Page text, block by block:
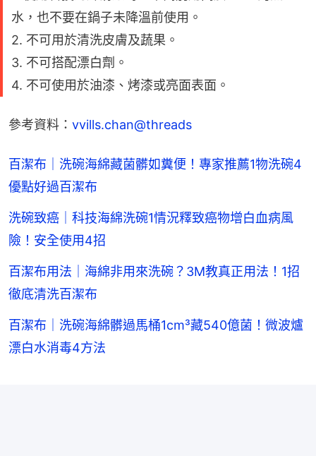
水，也不要在鍋子未降溫前使用。
2. 不可用於清洗皮膚及蔬果。
3. 不可搭配漂白劑。
4. 不可使用於油漆、烤漆或亮面表面。
參考資料： vvills.chan@threads
百潔布｜洗碗海綿藏菌髒如糞便！專家推薦1物洗碗4
優點好過百潔布
洗碗致癌｜科技海綿洗碗1情況釋致癌物增白血病風
險！安全使用4招
百潔布用法｜海綿非用來洗碗？3M教真正用法！1招
徹底清洗百潔布
百潔布｜洗碗海綿髒過馬桶1cm³藏540億菌！微波爐
漂白水消毒4方法